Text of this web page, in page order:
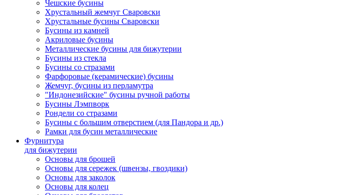
Чешские бусины
Хрустальный жемчуг Сваровски
Хрустальные бусины Сваровски
Бусины из камней
Акриловые бусины
Металлические бусины для бижутерии
Бусины из стекла
Бусины со стразами
Фарфоровые (керамические) бусины
Жемчуг, бусины из перламутра
"Индонезийские" бусины ручной работы
Бусины Лэмпворк
Рондели со стразами
Бусины с большим отверстием (для Пандора и др.)
Рамки для бусин металлические
Фурнитура
для бижутерии
Основы для брошей
Основы для сережек (швензы, гвоздики)
Основы для заколок
Основы для колец